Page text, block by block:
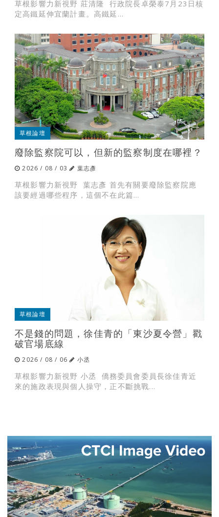
草根影響力新視野 莊清隆 行政院長卓榮泰7月23日核
定高鐵延伸宜蘭計畫。高鐵延...
草根論壇
廢除監察院可以，但新的監察制度在哪裡？
2026 / 08 / 03 葉志彥
草根影響力新視野 葉志彥 首先有關要廢除監察院應
該要經過哪些程序，這個不在此篇...
草根論壇
不是錢的問題，徐佳青的「東沙夏令營」戳
破官場底線
2026 / 08 / 06 小丞
草根影響力新視野 小丞 僑務委員會委員長徐佳青近
來的施政表現與個人操守，正不斷挑戰...